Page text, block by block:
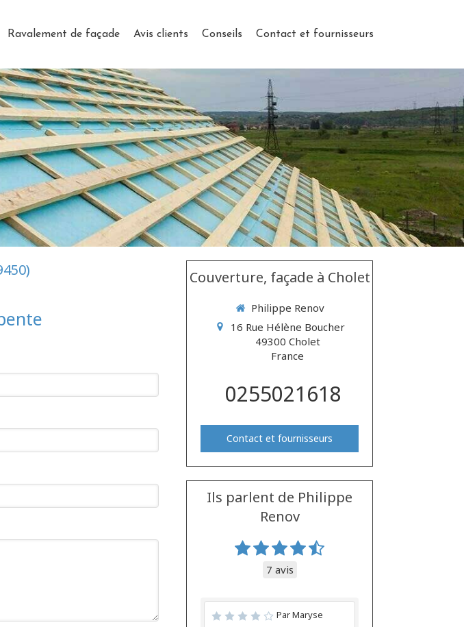
Ravalement de façade Avis clients Conseils Contact et fournisseurs
Couverture, façade à Cholet
Philippe Renov
16 Rue Hélène Boucher
49300 Cholet
France
0255021618
Contact et fournisseurs
Ils parlent de Philippe
Renov
7 avis
Par Maryse